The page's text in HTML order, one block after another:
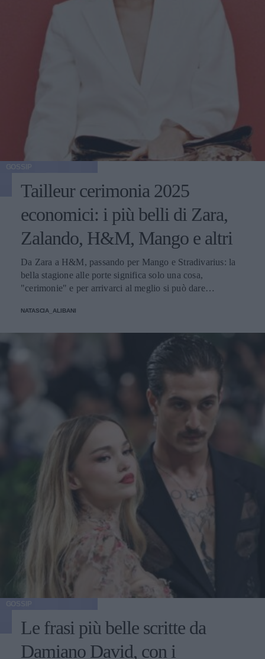
Tailleur cerimonia 2025
economici: i più belli di Zara,
Zalando, H&M, Mango e altri
Da Zara a H&M, passando per Mango e Stradivarius: la
bella stagione alle porte significa solo una cosa,
"cerimonie" e per arrivarci al meglio si può dare
NATASCIA_ALIBANI
Le frasi più belle scritte da
Damiano David, con i